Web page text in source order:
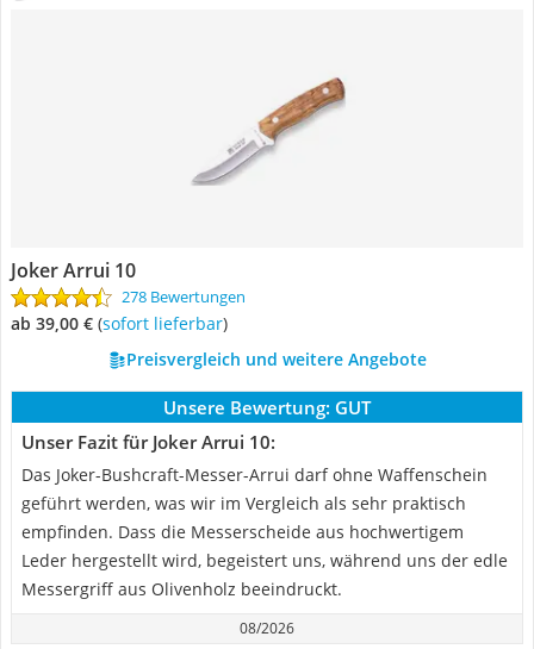
Joker Arrui 10
278 Bewertungen
ab 39,00 € ( Sofort lieferbar)
Preisvergleich und weitere Angebote
Unsere Bewertung: GUT
Unser Fazit für Joker Arrui 10:
Das Joker-Bushcraft-Messer-Arrui darf ohne Waffenschein
geführt werden, was wir im Vergleich als sehr praktisch
empfinden. Dass die Messerscheide aus hochwertigem
Leder hergestellt wird, begeistert uns, während uns der edle
Messergriff aus Olivenholz beeindruckt.
08/2026